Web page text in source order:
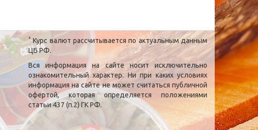
*Курс валют рассчитывается по актуальным данным
ЦБ РФ.
Вся информация на сайте носит исключительно
ознакомительный характер. Ни при каких условиях
информация на сайте не может считаться публичной
офертой, которая определяется положениями
статьи 437 (п.2) ГК РФ.